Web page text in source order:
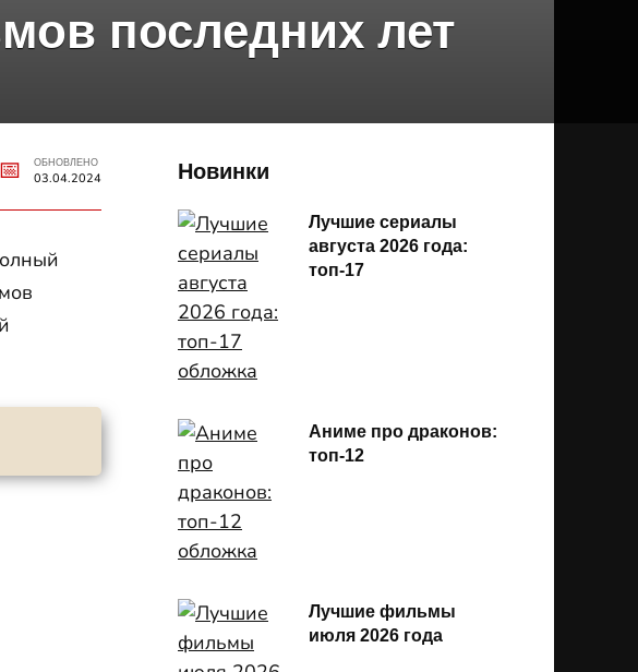
последних лет
ОБНОВЛЕНО
03.04.2024 Новинки
Лучшие сериалы
августа 2026 года:
топ-17
Аниме про драконов:
топ-12
Лучшие фильмы
июля 2026 года